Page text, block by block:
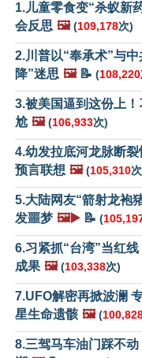
1.儿童零食变“杀蚁新
会反思 🖼️ (109,178次)
2.川普以“奉承术”与
降”迷思 🖼️📝 (108,220
3.被美国逼到这份上
尬 🖼️ (106,933次)
4.幼发拉底河龙脉断裂
预言联想 🖼️ (105,310
5.大陆网友“箭射龙袍
发噩梦 🖼️▶️ 📝 (
6.习紧抓“台湾”当红
成果 🖼️ (103,338次)
7.UFO解密再掀波澜
星生命遗骸 🖼️ (
8.三驾马车油门踩不